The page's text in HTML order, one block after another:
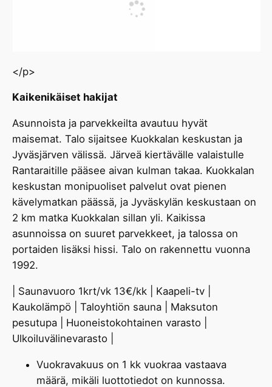
</p>
Kaikenikäiset hakijat
Asunnoista ja parvekkeilta avautuu hyvät
maisemat. Talo sijaitsee Kuokkalan keskustan ja
Jyväsjärven välissä. Järveä kiertävälle valaistulle
Rantaraitille pääsee aivan kulman takaa. Kuokkalan
keskustan monipuoliset palvelut ovat pienen
kävelymatkan päässä, ja Jyväskylän keskustaan on
2 km matka Kuokkalan sillan yli. Kaikissa
asunnoissa on suuret parvekkeet, ja talossa on
portaiden lisäksi hissi. Talo on rakennettu vuonna
1992.
| Saunavuoro 1krt/vk 13€/kk | Kaapeli-tv |
Kaukolämpö | Taloyhtiön sauna | Maksuton
pesutupa | Huoneistokohtainen varasto |
Ulkoiluvälinevarasto |
Vuokravakuus on 1 kk vuokraa vastaava
määrä, mikäli luottotiedot on kunnossa.